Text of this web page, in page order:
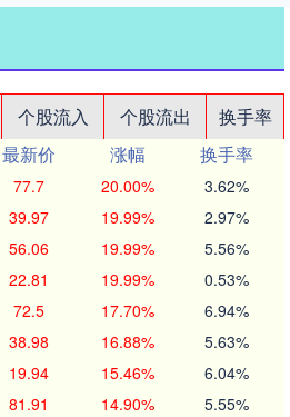
个股流入 个股流出
换手率
最新价 涨幅
换手率
77.7 20.00% 3.62%
39.97 19.99% 2.97%
56.06 19.99% 5.56%
22.81 19.99% 0.53%
72.5 17.70% 6.94%
38.98 16.88% 5.63%
19.94 15.46% 6.04%
81.91 14.90% 5.55%